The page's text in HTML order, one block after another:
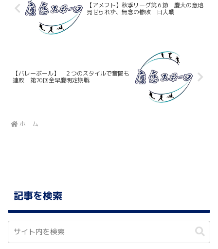
【アメフト】秋季リーグ第６節 慶大の意地
見せられず、無念の惨敗 日大戦
【バレーボール】 ２つのスタイルで奮闘も
連敗 第70回全早慶明定期戦
ホーム
記事を検索